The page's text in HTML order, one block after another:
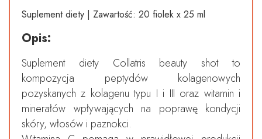
Suplement diety | Zawartość: 20 fiolek x 25 ml
Opis:
Suplement diety Collatris beauty shot to
kompozycja peptydów kolagenowych
pozyskanych z kolagenu typu I i III oraz witamin i
minerałów wpływających na poprawę kondycji
skóry, włosów i paznokci.